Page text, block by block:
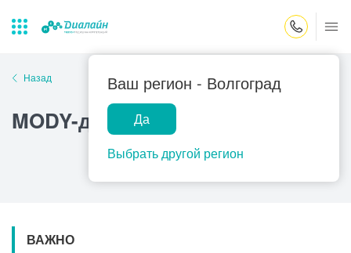
Ваш регион - Волгоград
Да
Выбрать другой регион
Лаборатории
Центр помощи
на дому
Закрыть поиск
Популярные запросы
Прием гинеколога
Прием гастроэнтеролога
Назад
MODY-диабет
ВАЖНО